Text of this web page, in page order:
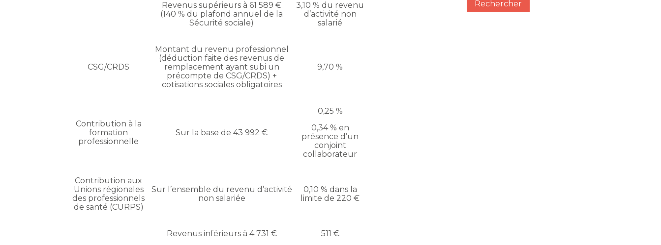
Revenus supérieurs à 61 589 €
(140 % du plafond annuel de la
Sécurité sociale)
3,10 % du revenu
d’activité non
salarié
CSG/CRDS
Montant du revenu professionnel
(déduction faite des revenus de
remplacement ayant subi un
précompte de CSG/CRDS) +
cotisations sociales obligatoires
9,70 %
Contribution à la
formation
professionnelle
Sur la base de 43 992 €
0,25 %
0,34 % en
présence d’un
conjoint
collaborateur
Contribution aux
Unions régionales
des professionnels
de santé (CURPS)
Sur l’ensemble du revenu d’activité
non salariée
0,10 % dans la
limite de 220 €
Revenus inférieurs à 4 731 € 511 €